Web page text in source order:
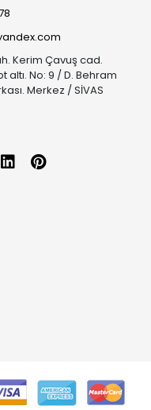
Kerim Çavuş cad.
altı. No: 9 / D. Behram
Merkez / SİVAS